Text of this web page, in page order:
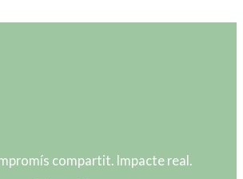
compartit. Impacte real.